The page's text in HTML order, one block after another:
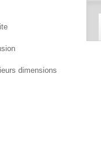
dimensions